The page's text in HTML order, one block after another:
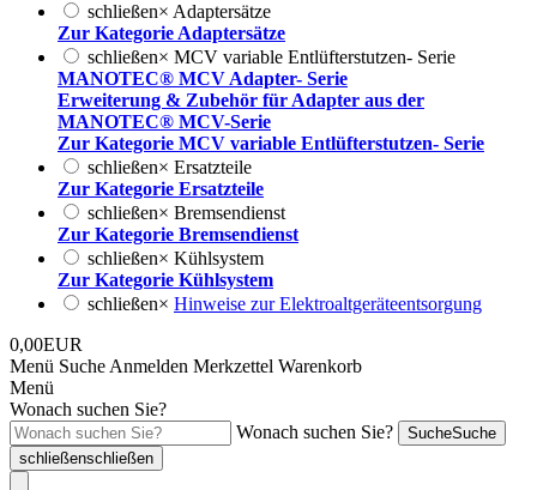
schließen× Adaptersätze
Zur Kategorie Adaptersätze
schließen× MCV variable Entlüfterstutzen- Serie
MANOTEC® MCV Adapter- Serie
Erweiterung & Zubehör für Adapter aus der
MANOTEC® MCV-Serie
Zur Kategorie MCV variable Entlüfterstutzen- Serie
schließen× Ersatzteile
Zur Kategorie Ersatzteile
schließen× Bremsendienst
Zur Kategorie Bremsendienst
schließen× Kühlsystem
Zur Kategorie Kühlsystem
schließen× Hinweise zur Elektroaltgeräteentsorgung
0,00EUR
Menü Suche Anmelden Merkzettel Warenkorb
Menü
Wonach suchen Sie?
Wonach suchen Sie?
SucheSuche
schließenschließen